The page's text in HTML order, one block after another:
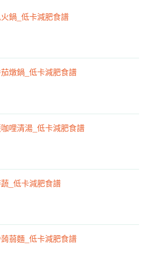
鍋_低卡減肥食譜
燉鍋_低卡減肥食譜
哩清湯_低卡減肥食譜
_低卡減肥食譜
蒻麵_低卡減肥食譜